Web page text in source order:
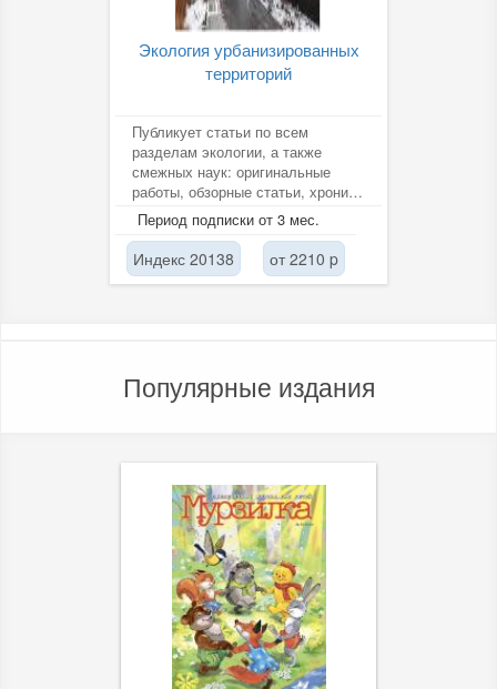
Экология урбанизированных
территорий
Публикует статьи по всем
разделам экологии, а также
смежных наук: оригинальные
работы, обзорные статьи, хронику
и информацию, рецензии,...
Период подписки от 3 мес.
Индекс 20138 от 2210 p
Популярные издания